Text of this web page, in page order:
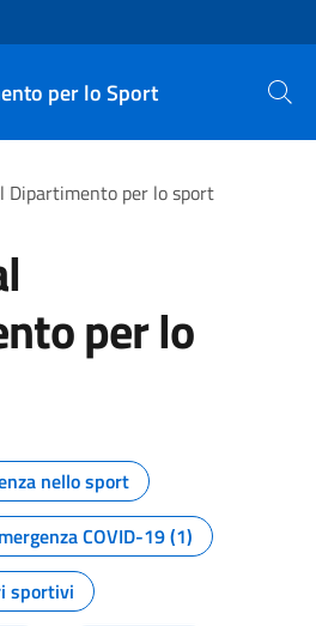
per lo Sport Cerca
Dipartimento per lo sport
per lo
della pagina
nello sport
COVID-19 (1)
sportivi